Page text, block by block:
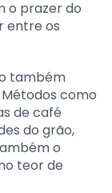
o prazer do
entre os
também
como
de café
do grão,
o
teor de